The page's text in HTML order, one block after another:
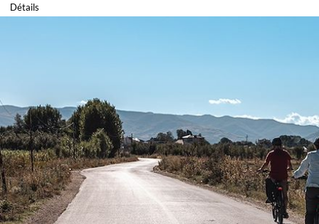
Détails